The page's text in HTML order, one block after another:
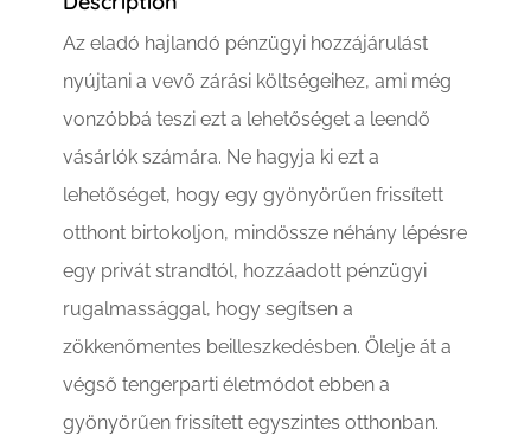
Az eladó hajlandó pénzügyi hozzájárulást
nyújtani a vevő zárási költségeihez, ami még
vonzóbbá teszi ezt a lehetőséget a leendő
vásárlók számára. Ne hagyja ki ezt a
lehetőséget, hogy egy gyönyörűen frissített
otthont birtokoljon, mindössze néhány lépésre
egy privát strandtól, hozzáadott pénzügyi
rugalmassággal, hogy segítsen a
zökkenőmentes beilleszkedésben. Ölelje át a
végső tengerparti életmódot ebben a
gyönyörűen frissített egyszintes otthonban.